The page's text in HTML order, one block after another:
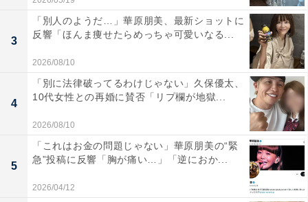
3
「別人のようだ…」華原朋美、最新ショットに
反響「ほんま痩せたらめっちゃ可愛いなる...
2026/08/10
4
「別に法律破ってるわけじゃない」久保優太、
10代女性との再婚に賛否「リプ欄が地獄...
2026/08/10
5
「これはお金の問題じゃない」華原朋美の“緊
急”投稿に反響「胸が痛い…」「逆におか...
2026/04/12